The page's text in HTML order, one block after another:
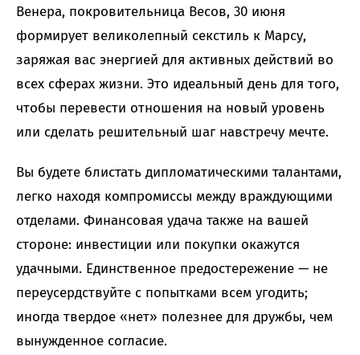
Венера, покровительница Весов, 30 июня
формирует великолепный секстиль к Марсу,
заряжая вас энергией для активных действий во
всех сферах жизни. Это идеальный день для того,
чтобы перевести отношения на новый уровень
или сделать решительный шаг навстречу мечте.
Вы будете блистать дипломатическими талантами,
легко находя компромиссы между враждующими
отделами. Финансовая удача также на вашей
стороне: инвестиции или покупки окажутся
удачными. Единственное предостережение — не
переусердствуйте с попытками всем угодить;
иногда твердое «нет» полезнее для дружбы, чем
вынужденное согласие.